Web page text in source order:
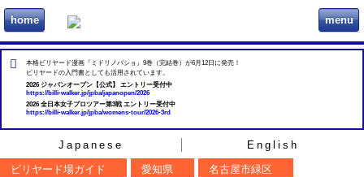
home ビリヲカ menu
本格ビリヤード漫画『ミドリノバショ』9巻（完結巻）が6月12日に発売！
ビリヤードの入門書としても活用されています。
2026 ジャパンオープン【公式】 エントリー受付中
https://billi-walker.jp/jpba/japanopen/2026
2026 全日本女子プロツアー第3戦 エントリー受付中
https://billi-walker.jp/jpba/womens-tour/2026-3rd
Japanese
English
ビリヤード場ガイド
愛知県
名古屋市緑区